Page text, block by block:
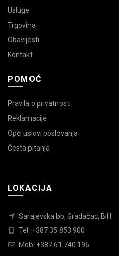
Usluge
Trgovina
Obavijesti
Kontakt
POMOĆ
Pravila o privatnosti
Reklamacije
Opći uslovi poslovanja
Česta pitanja
LOKACIJA
Sarajevska bb, Gradačac, BiH
Tel: +387 35 853 900
Mob: +387 61 740 196